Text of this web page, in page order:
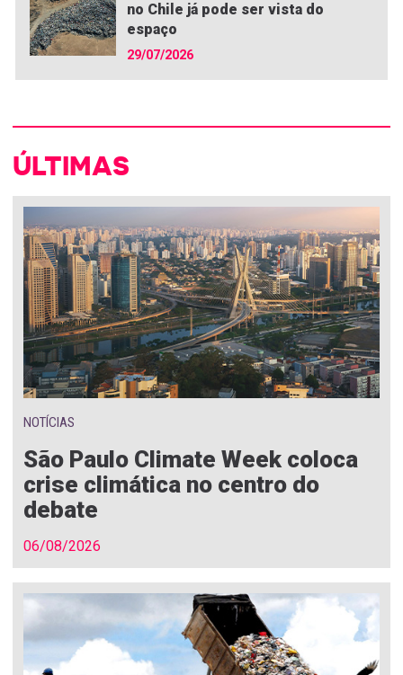
no Chile já pode ser vista do
espaço
29/07/2026
ÚLTIMAS
NOTÍCIAS
São Paulo Climate Week coloca
crise climática no centro do
debate
06/08/2026